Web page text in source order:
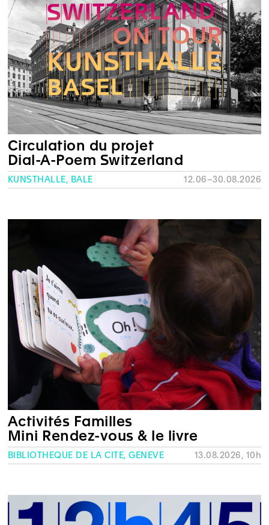
Circulation du projet
Dial-A-Poem Switzerland
KUNSTHALLE, BÂLE 12.06–30.08.2026
Activités Familles
Mini Rendez-vous & le livre
BIBLIOTHÈQUE DE LA CITÉ, GENÈVE 13.08.2026, 10h